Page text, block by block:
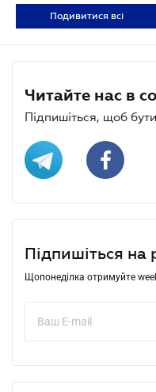
Подивитися всі
Читайте нас в
Підпишіться, щоб
Підпишіться на
Щопонеділка отримуйте